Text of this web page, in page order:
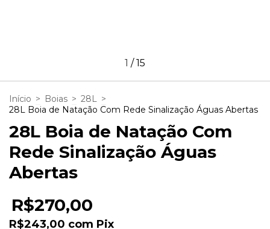
1 /15
Início > Boias > 28L >
28L Boia de Natação Com Rede Sinalização Águas Abertas
28L Boia de Natação Com
Rede Sinalização Águas
Abertas
R$270,00
R$243,00 com Pix